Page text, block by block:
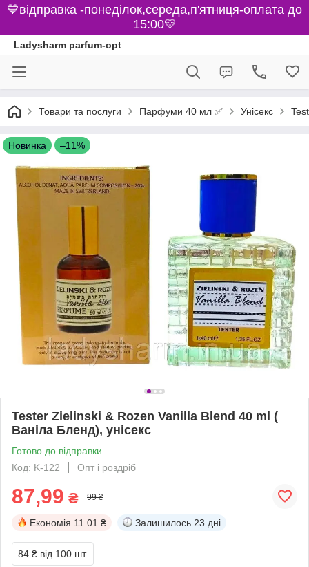
💙відправка -понеділок,середа,п'ятниця-оплата до
15:00💛
Ladysharm parfum-opt
Товари та послуги Парфуми 40 мл ✅ Унісекс
Новинка –11%
Tester Zielinski & Rozen Vanilla Blend 40 ml (
Ваніла Бленд), унісекс
Готово до відправки
Код: K-122
Опт і роздріб
87,99 ₴ 99 ₴
Економія 11.01 ₴ Залишилось 23 дні
84 ₴ від 100 шт.